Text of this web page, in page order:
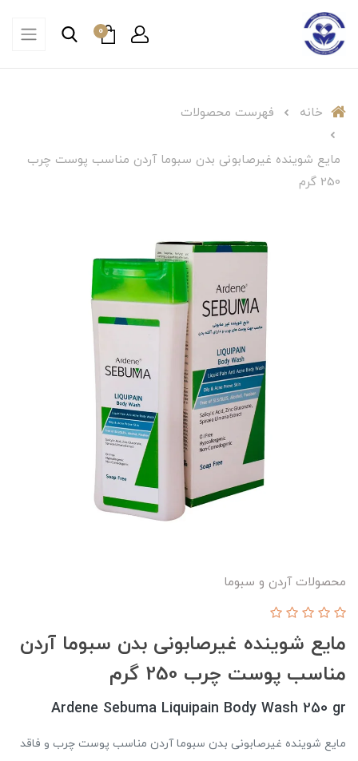
0
خانه فهرست محصولات
مایع شوینده غیرصابونی بدن سبوما آردن مناسب پوست چرب
250 گرم
محصولات آردن و سبوما
مایع شوینده غیرصابونی بدن سبوما آردن
مناسب پوست چرب 250 گرم
Ardene Sebuma Liquipain Body Wash 250 gr
مایع شوینده غیرصابونی بدن سبوما آردن مناسب پوست چرب و فاقد